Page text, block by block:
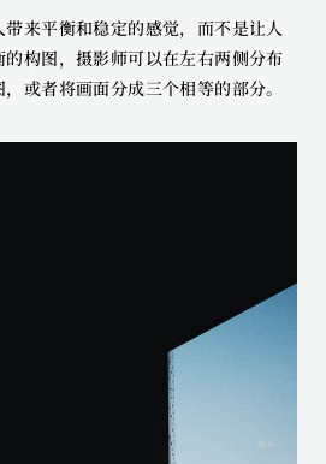
来平衡和稳定的感觉，而不是让人
构图，摄影师可以在左右两侧分布
或者将画面分成三个相等的部分。